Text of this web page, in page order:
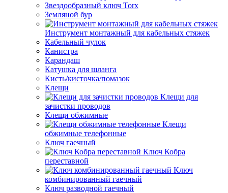
Звездообразный ключ Torx
Земляной бур
Инструмент монтажный для кабельных стяжек
Кабельный чулок
Канистра
Карандаш
Катушка для шланга
Кисть/кисточка/помазок
Клещи
Клещи для
зачистки проводов
Клещи обжимные
Клещи
обжимные телефонные
Ключ гаечный
Ключ Кобра
переставной
Ключ
комбинированный гаечный
Ключ разводной гаечный